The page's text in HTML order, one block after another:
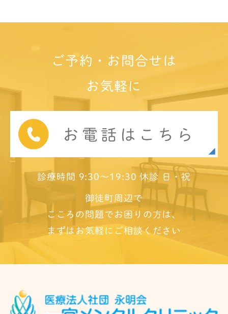
ご予約・お問合せは
お気軽に
診療時間 9:30～19:30 休診 日・祝
御徒町周辺で
こころの問題でお困りの方は、
まずはお気軽にご相談ください